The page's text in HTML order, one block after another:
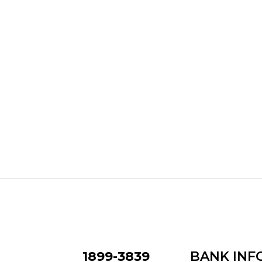
1899-3839 BANK